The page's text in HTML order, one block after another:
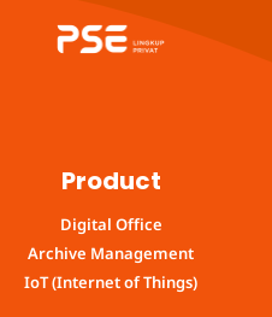
Product
Digital Office
Archive Management
IoT (Internet of Things)